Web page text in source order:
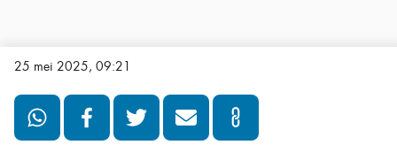
25 mei 2025, 09:21